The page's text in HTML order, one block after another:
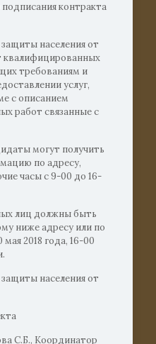
контракта
населения от
квалифицированных
требованиям и
услуг,
с описанием
работ связанные с
могут получить
по адресу,
часы с 9-00 до 16-
лиц должны быть
ниже адресу или по
2018 года, 16-00
населения от
С.Б., Координатор